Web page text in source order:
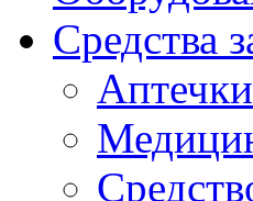
Средства